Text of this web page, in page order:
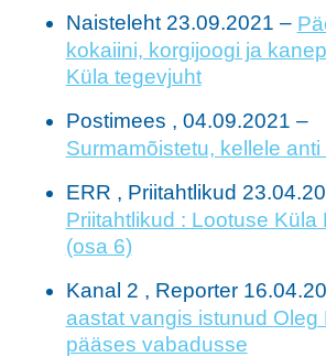
Naisteleht 23.09.2021 –
kokaiini, korgijoogi ja
Küla tegevjuht
Postimees , 04.09.2021 –
Surmamõistetu, kellele
ERR , Priitahtlikud
Priitahtlikud : Lootuse Küla
(osa 6)
Kanal 2 , Reporter
aastat vangis istunud Oleg
pääses vabadusse